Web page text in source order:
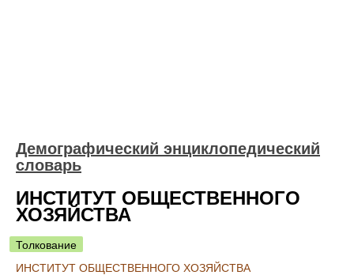
Демографический энциклопедический
словарь
ИНСТИТУТ ОБЩЕСТВЕННОГО
ХОЗЯЙСТВА
Толкование
ИНСТИТУТ ОБЩЕСТВЕННОГО ХОЗЯЙСТВА